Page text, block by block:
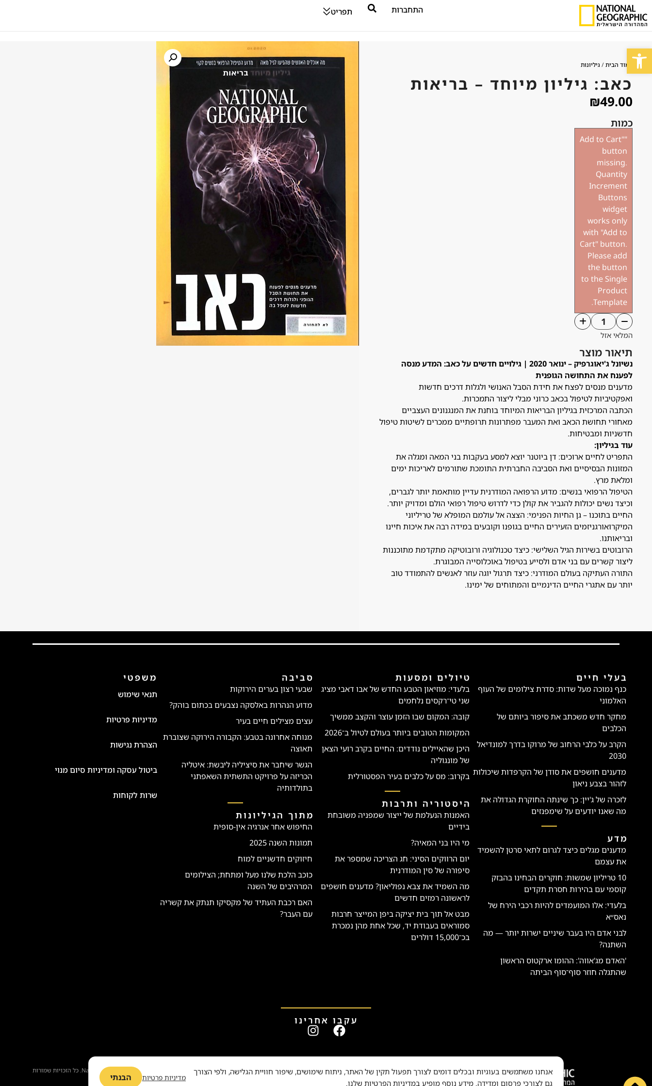
פתח סרגל נגישות
התחברות תפריט
עמוד הבית/גיליונות
כאב: גיליון מיוחד – בריאות
₪49.00
כמות
"Add to Cart"
button
missing.
Quantity
Increment
Buttons
widget
works only
with "Add to
Cart" button.
Please add
the button
to the Single
Product
Template.
המלאי אזל
תיאור מוצר
נשיונל ג'יאוגרפיק – ינואר 2020 | גילויים חדשים על כאב: המדע מנסה
לפענח את התחושה הגופנית
מדענים מנסים לפצח את חידת הסבל האנושי ולגלות דרכים חדשות
ואפקטיביות לטיפול בכאב כרוני מבלי ליצור התמכרות.
הכתבה המרכזית בגיליון הבריאות המיוחד בוחנת את המנגנונים העצביים
מאחורי תחושת הכאב ואת המעבר מפתרונות תרופתיים ממכרים לשיטות טיפול
חדשניות ומבטיחות.
עוד בגיליון:
התפריט לחיים ארוכים: דן ביוטנר יוצא למסע בעקבות בני המאה ומגלה את
המזונות הבסיסיים ואת הסביבה החברתית התומכת שתורמים לאריכות ימים
ומלאת מרץ.
הטיפול הרפואי בנשים: מדוע הרפואה המודרנית עדיין מותאמת יותר לגברים,
וכיצד נשים יכולות להגביר את קולן כדי לדרוש טיפול רפואי הולם ומדויק יותר.
החיים בתוכנו – גן החיות הפנימי: הצצה אל עולמם המופלא של טריליוני
המיקרואורגניזמים הזעירים החיים בגופנו וקובעים במידה רבה את איכות חיינו
ובריאותנו.
הרובוטים בשירות הגיל השלישי: כיצד טכנולוגיה ורובוטיקה מתקדמת מתוכננות
ליצור קשרים עם בני אדם ולסייע בטיפול באוכלוסייה המבוגרת.
התורה העתיקה בעולם המודרני: כיצד תרגול יוגה עוזר לאנשים להתמודד טוב
יותר עם אתגרי החיים הדינמיים והמתוחים של ימינו.
בעלי חיים
כנף נמוכה מעל שדות: סדרת צילומים של העוף
האלמוני
מחקר חדש משכתב את סיפור ביותם של
הכלבים
הקרב על כלבי הרחוב של מרוקו בדרך למונדיאל
2030
מדענים חושפים את סודן של הקרפדות שיכולות
לזהור בצבע ניאון
לזכרה של ג'יין: כך שינתה החוקרת הגדולה את
מה שאנו יודעים על שימפנזים
מדע
מדענים מגלים כיצד לגרום לתאי סרטן להשמיד
את עצמם
10 טריליון שמשות: חוקרים הבחינו בהבזק
קוסמי עם בהירות חסרת תקדים
בלעדי: אלו המועמדים להיות רכבי הירח של
נאס״א
לבני אדם היו בעבר שיניים ישרות יותר — מה
השתנה?
'האדם מג'אווה': ההומו ארקטוס הראשון
שהתגלה חוזר סוף־סוף הביתה
טיולים ומסעות
בלעדי: מוזיאון הטבע החדש של אבו דאבי מציג
שני טי־רקסים נלחמים
קובה: המקום שבו הזמן עוצר והקצב ממשיך
המקומות הטובים ביותר בעולם לטיול ב־2026
היכן שהאיילים נודדים: החיים בקרב רועי הצאן
של מונגוליה
בקרוב: מס על כלבים בעיר הפסטורלית
היסטוריה ותרבות
האמנות הנעלמת של ייצור שמפניה משובחת
בידיים
מי היו בני המאיה?
יום הרווקים הסיני: חג הצריכה שמספר את
סיפורה של סין המודרנית
מה השמיד את צבא נפוליאון? מדענים חושפים
לראשונה רמזים חדשים
מבט אל תוך בית יציקה ביפן המייצר חרבות
סמוראים בעבודת יד, שכל אחת מהן נמכרת
בכ־15,000 דולרים
סביבה
שבעי רצון בערים הירוקות
מדוע הנהרות באלסקה נצבעים בכתום בוהק?
עצים מצילים חיים בעיר
מנוחה אחרונה בטבע: הקבורה הירוקה שצוברת
תאוצה
הגשר שיחבר את סיציליה ליבשת: איטליה
הכריזה על פרויקט התשתית השאפתני
בתולדותיה
מתוך הגיליונות
החיפוש אחר אנרגיה אין-סופית
תמונות השנה 2025
חיזוקים חדשניים למוח
כוכב הלכת שלנו מעל ומתחת; הצילומים
המרהיבים של השנה
האם רכבת העתיד של מקסיקו תנתק את קשריה
עם העבר?
משפטי
תנאי שימוש
מדיניות פרטיות
הצהרת נגישות
ביטול עסקה ומדיניות סיום מנוי
שרות לקוחות
עקבו אחרינו
זכויות יוצרים © 2015-2024 National Geographic Partners, LLC. כל הזכויות שמורות
אנחנו משתמשים בעוגיות ובכלים דומים לצורך תפעול תקין של האתר, ניתוח שימושים, שיפור חוויית הגלישה, ולפי הצורך
גם לצורכי פרסום ומדידה. מידע נוסף מופיע במדיניות הפרטיות שלנו.
מדיניות פרטיות הבנתי